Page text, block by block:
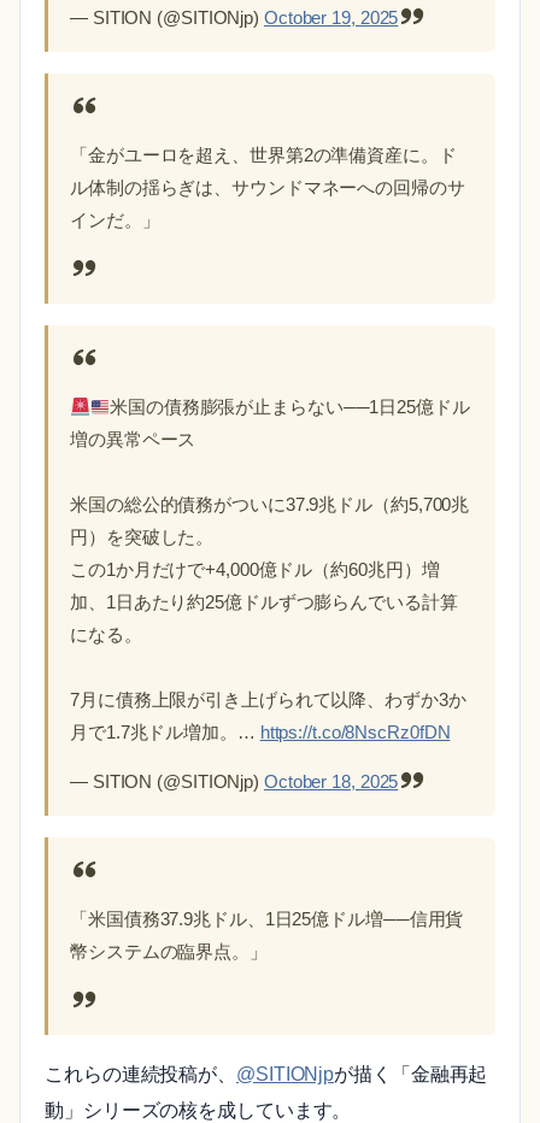
— SITION (@SITIONjp) October 19, 2025
「金がユーロを超え、世界第2の準備資産に。ド
ル体制の揺らぎは、サウンドマネーへの回帰のサ
インだ。」
米国の債務膨張が止まらない──1日25億ドル
増の異常ペース
米国の総公的債務がついに37.9兆ドル（約5,700兆
円）を突破した。
この1か月だけで+4,000億ドル（約60兆円）増
加、1日あたり約25億ドルずつ膨らんでいる計算
になる。
7月に債務上限が引き上げられて以降、わずか3か
月で1.7兆ドル増加。… https://t.co/8NscRz0fDN
— SITION (@SITIONjp) October 18, 2025
「米国債務37.9兆ドル、1日25億ドル増──信用貨
幣システムの臨界点。」
これらの連続投稿が、 @SITIONjpが描く「金融再起
動」シリーズの核を成しています。